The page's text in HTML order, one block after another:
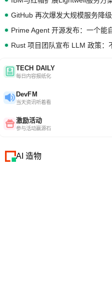
GitHub 再次爆发大规模服务降级
TECH DAILY
每日内容报纸化
DevFM
当天资讯听着看
激励活动
参与活动赢源石
AI 造物